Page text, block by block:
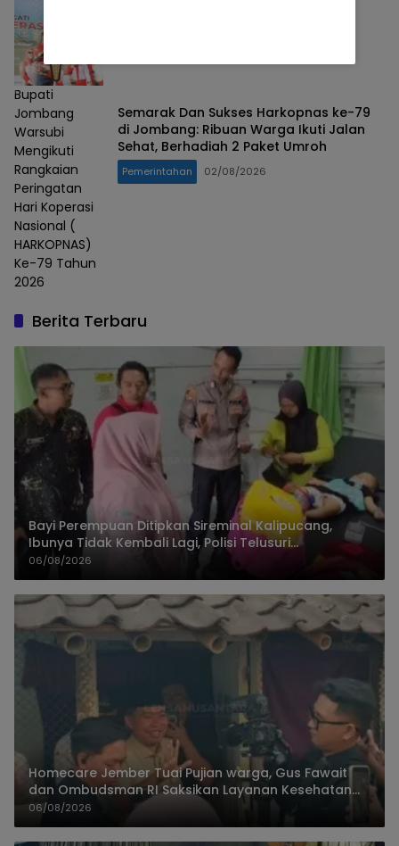
Bupati
Jombang
Warsubi
Mengikuti
Rangkaian
Peringatan
Hari Koperasi
Nasional (
HARKOPNAS)
Ke-79 Tahun
2026
Semarak Dan Sukses Harkopnas ke-79
di Jombang: Ribuan Warga Ikuti Jalan
Sehat, Berhadiah 2 Paket Umroh
Pemerintahan 02/08/2026
Berita Terbaru
Bayi Perempuan Ditipkan Sireminal Kalipucang,
Ibunya Tidak Kembali Lagi, Polisi Telusuri
Keberadaan Orang Tua
06/08/2026
Homecare Jember Tuai Pujian warga, Gus Fawait
dan Ombudsman RI Saksikan Layanan Kesehatan
Rumah Pasien
06/08/2026